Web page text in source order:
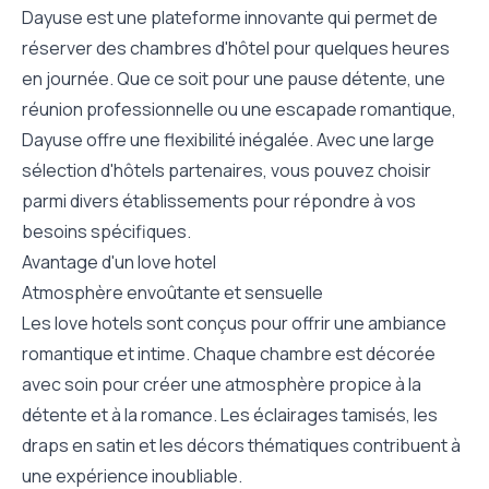
Dayuse est une plateforme innovante qui permet de
réserver des chambres d'hôtel pour quelques heures
en journée. Que ce soit pour une pause détente, une
réunion professionnelle ou une escapade romantique,
Dayuse offre une flexibilité inégalée. Avec une large
sélection d'hôtels partenaires, vous pouvez choisir
parmi divers établissements pour répondre à vos
besoins spécifiques.
Avantage d'un love hotel
Atmosphère envoûtante et sensuelle
Les love hotels sont conçus pour offrir une ambiance
romantique et intime. Chaque chambre est décorée
avec soin pour créer une atmosphère propice à la
détente et à la romance. Les éclairages tamisés, les
draps en satin et les décors thématiques contribuent à
une expérience inoubliable.